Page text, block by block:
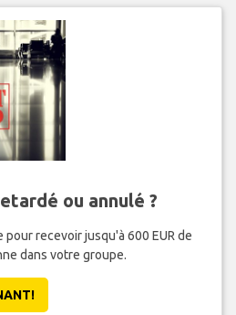
ou annulé ?
recevoir jusqu'à 600 EUR de
dans votre groupe.